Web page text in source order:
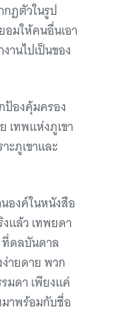
กฎตัวในรูป
มให้คนอื่นเอา
านไปเป็นของ
องคุ้มครอง
เทพแห่งภูเขา
ะภูเขาและ
องค์ในหนังสือ
แล้ว เทพยดา
ที่ดลบันดาล
ายดาย พวก
มดา เพียงแค่
าพร้อมกับชื่อ